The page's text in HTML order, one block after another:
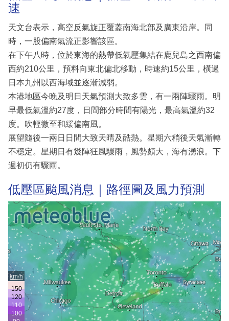
速
天文台表示，高空反氣旋正覆蓋南海北部及廣東沿岸。同
時，一股偏南氣流正影響該區。
在下午八時，位於東海的熱帶低氣壓集結在鹿兒島之西南偏
西約210公里，預料向東北偏北移動，時速約15公里，橫過
日本九州以西海域並逐漸減弱。
本港地區今晚及明日天氣預測大致多雲，有一兩陣驟雨。明
早最低氣溫約27度，日間部分時間有陽光，最高氣溫約32
度。吹輕微至和緩偏南風。
展望隨後一兩日日間大致天晴及酷熱。星期六稍後天氣漸轉
不穩定。星期日有幾陣狂風驟雨，風勢頗大，海有湧浪。下
週初仍有驟雨。
低壓區颱風消息｜路徑圖及風力預測